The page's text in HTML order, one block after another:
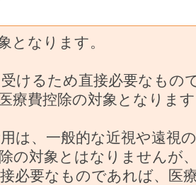
となります。
けるため直接必要なもの
療費控除の対象となりま
は、一般的な近視や遠視
の対象とはなりませんが
必要なものであれば、医